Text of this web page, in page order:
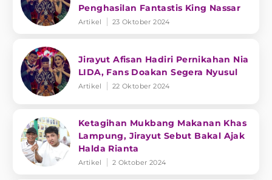
Penghasilan Fantastis King Nassar
Artikel 23 Oktober 2024
Jirayut Afisan Hadiri Pernikahan Nia
LIDA, Fans Doakan Segera Nyusul
Artikel 22 Oktober 2024
Ketagihan Mukbang Makanan Khas
Lampung, Jirayut Sebut Bakal Ajak
Halda Rianta
Artikel 2 Oktober 2024